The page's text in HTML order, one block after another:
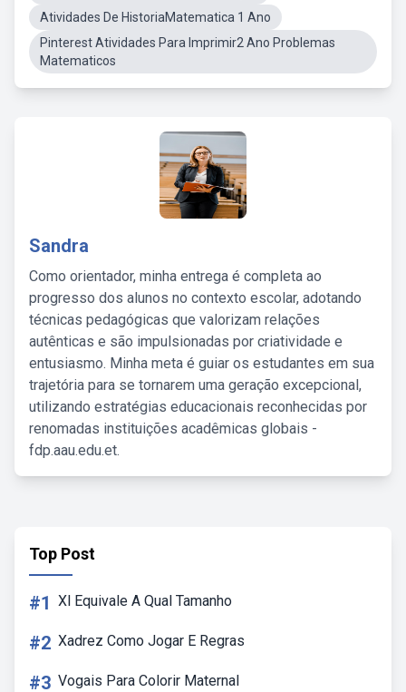
Atividades De HistoriaMatematica 1 Ano
Pinterest Atividades Para Imprimir2 Ano Problemas
Matematicos
Sandra
Como orientador, minha entrega é completa ao
progresso dos alunos no contexto escolar, adotando
técnicas pedagógicas que valorizam relações
autênticas e são impulsionadas por criatividade e
entusiasmo. Minha meta é guiar os estudantes em sua
trajetória para se tornarem uma geração excepcional,
utilizando estratégias educacionais reconhecidas por
renomadas instituições acadêmicas globais -
fdp.aau.edu.et.
Top Post
#1 Xl Equivale A Qual Tamanho
#2 Xadrez Como Jogar E Regras
#3 Vogais Para Colorir Maternal